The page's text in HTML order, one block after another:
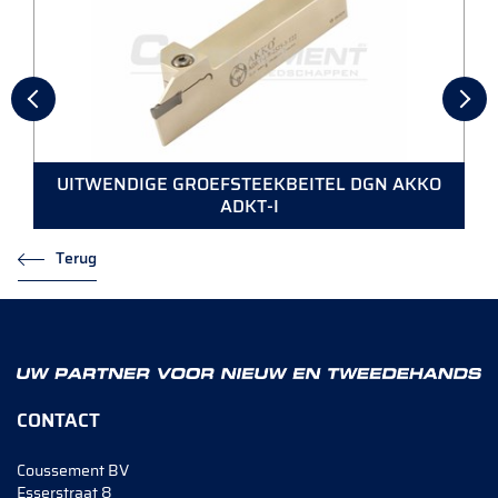
UITWENDIGE GROEFSTEEKBEITEL DGN AKKO
ADKT-I
Terug
CONTACT
Coussement BV
Esserstraat 8